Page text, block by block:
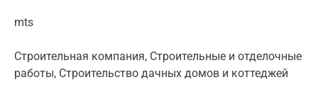
mts
Строительная компания, Строительные и отделочные
работы, Строительство дачных домов и коттеджей